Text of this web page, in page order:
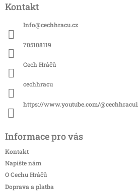
pKontakt
Info@cechhracu.cz
705108119
Cech Hráčů
cechhracu
https://www.youtube.com/@cechhracu1
Informace pro vás
Kontakt
Napište nám
O Cechu Hráčů
Doprava a platba